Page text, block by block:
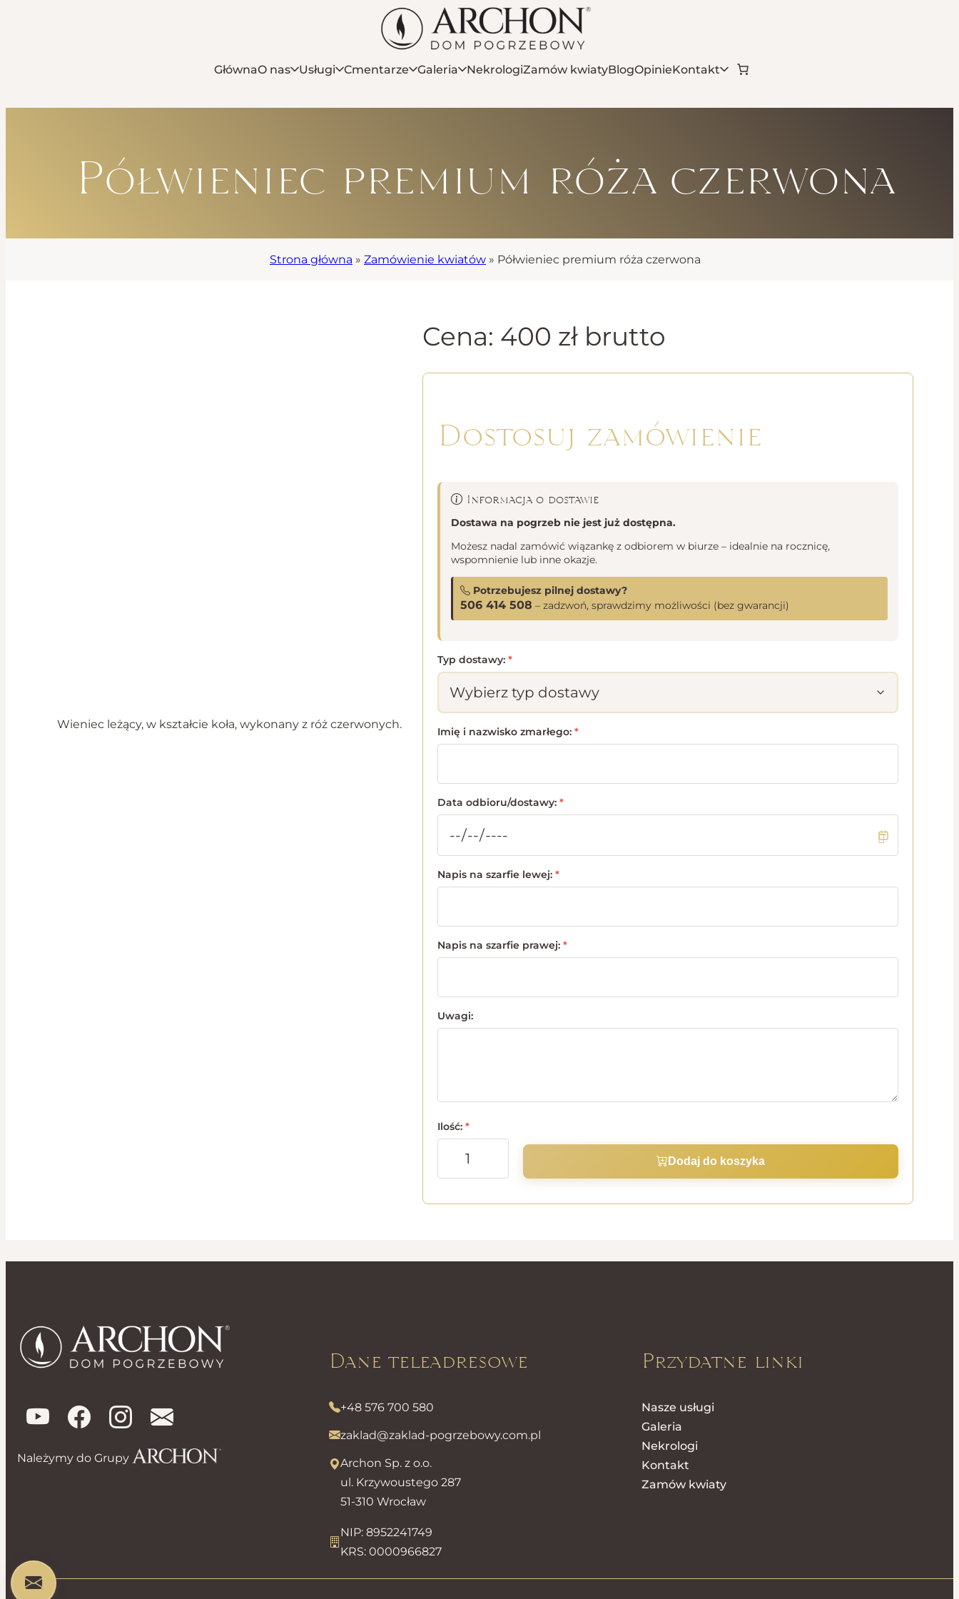
GłównaO nas Usługi Cmentarze Galeria NekrologiZamów kwiatyBlogOpinieKontakt
Półwieniec premium róża czerwona
Strona główna » Zamówienie kwiatów » Półwieniec premium róża czerwona
Wieniec leżący, w kształcie koła, wykonany z róż czerwonych.
Cena: 400 zł brutto
Dostosuj zamówienie
Informacja o dostawie
Dostawa na pogrzeb nie jest już dostępna.
Możesz nadal zamówić wiązankę z odbiorem w biurze – idealnie na rocznicę,
wspomnienie lub inne okazje.
Potrzebujesz pilnej dostawy?
506 414 508 – zadzwoń, sprawdzimy możliwości (bez gwarancji)
Typ dostawy: *
Imię i nazwisko zmarłego: *
Data odbioru/dostawy: *
Napis na szarfie lewej: *
Napis na szarfie prawej: *
Uwagi:
Ilość: *
Dodaj do koszyka
Należymy do Grupy
Dane teleadresowe
+48 576 700 580
zaklad@zaklad-pogrzebowy.com.pl
Archon Sp. z o.o.
ul. Krzywoustego 287
51-310 Wrocław
NIP: 8952241749
KRS: 0000966827
Przydatne linki
Nasze usługi
Galeria
Nekrologi
Kontakt
Zamów kwiaty